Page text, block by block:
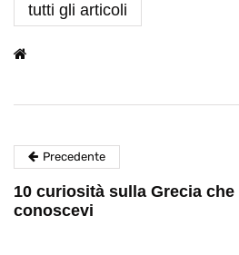
tutti gli articoli
Precedente
10 curiosità sulla Grecia
conoscevi